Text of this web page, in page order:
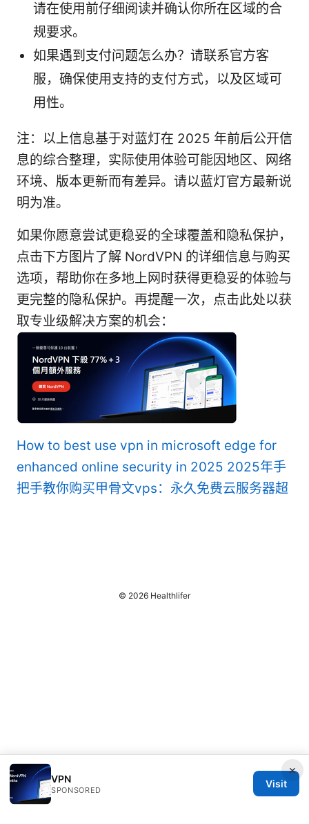
请在使用前仔细阅读并确认你所在区域的合
规要求。
如果遇到支付问题怎么办？请联系官方客
服，确保使用支持的支付方式，以及区域可
用性。
注：以上信息基于对蓝灯在 2025 年前后公开信
息的综合整理，实际使用体验可能因地区、网络
环境、版本更新而有差异。请以蓝灯官方最新说
明为准。
如果你愿意尝试更稳妥的全球覆盖和隐私保护，
点击下方图片了解 NordVPN 的详细信息与购买
选项，帮助你在多地上网时获得更稳妥的体验与
更完整的隐私保护。再提醒一次，点击此处以获
取专业级解决方案的机会：
How to best use vpn in microsoft edge for
enhanced online security in 2025 2025年手
把手教你购买甲骨文vps：永久免费云服务器超
×
VPN
SPONSORED
Visit
© 2026 Healthlifer